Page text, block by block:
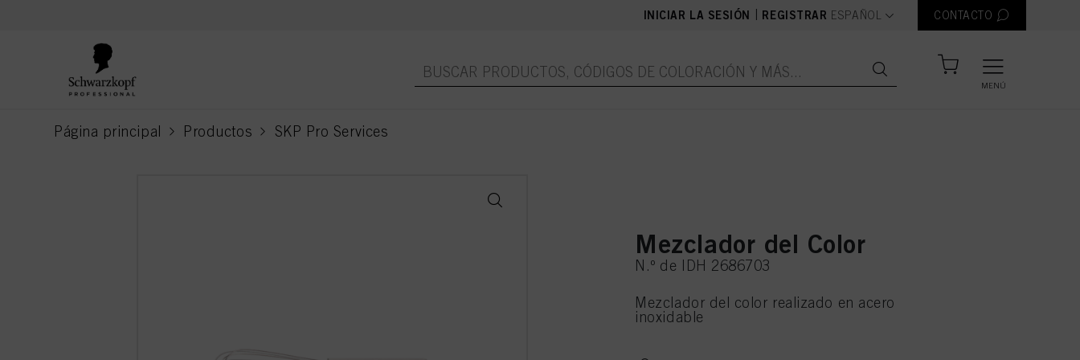
INICIAR LA SESIÓN REGISTRAR text.language
ESPAÑOL CONTACTO
MENÚ
Página principal Productos SKP Pro Services
current page
Mezclador del Color
N.º de IDH 2686703
Mezclador del color realizado en acero
inoxidable